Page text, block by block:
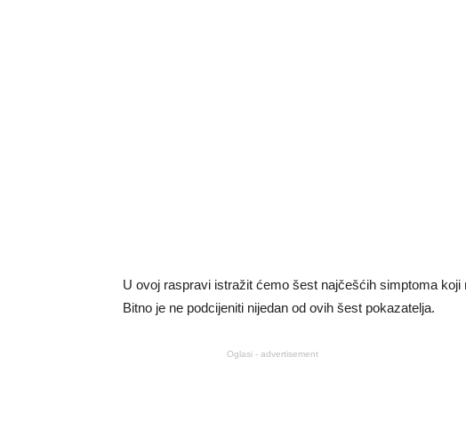
U ovoj raspravi istražit ćemo šest najčešćih simptoma
Bitno je ne podcijeniti nijedan od ovih šest pokazatelja.
Oglasi - advertisement